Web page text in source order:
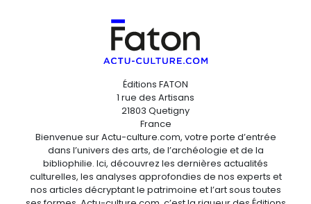
Éditions FATON
1 rue des Artisans
21803 Quetigny
France
Bienvenue sur Actu-culture.com, votre porte d’entrée
dans l’univers des arts, de l’archéologie et de la
bibliophilie. Ici, découvrez les dernières actualités
culturelles, les analyses approfondies de nos experts et
nos articles décryptant le patrimoine et l’art sous toutes